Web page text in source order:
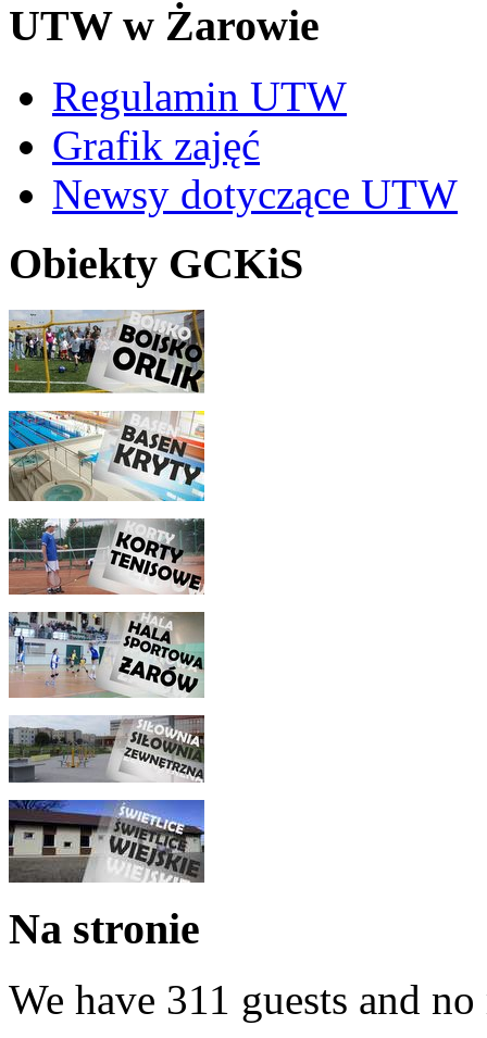
UTW w Żarowie
Regulamin UTW
Grafik zajęć
Newsy dotyczące UTW
Obiekty GCKiS
Na stronie
We have 311 guests and